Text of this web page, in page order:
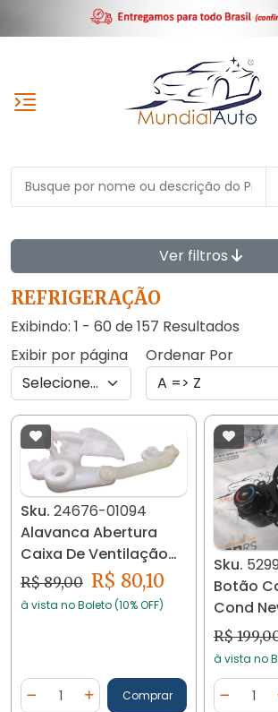
Ver filtros
REFRIGERAÇÃO
Exibindo: 1 - 60 de 157 Resultados
Exibir por página
Ordenar Por
Sku. 24676-01094
Alavanca Abertura
Caixa De Ventilação
Fiat Grand Siena
24676
R$ 89,00 R$ 80,10
à vista no Boleto (10% OFF)
Diminuir Quantidade
Quantidade
Adicionar Quantidade
Comprar
Sku.
Botão
Cond
R$
à vista no
Diminuir